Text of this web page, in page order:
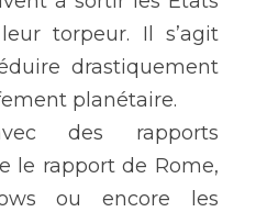
torpeur. Il s’agit
drastiquement
planétaire.
des rapports
le rapport de Rome,
ou encore les